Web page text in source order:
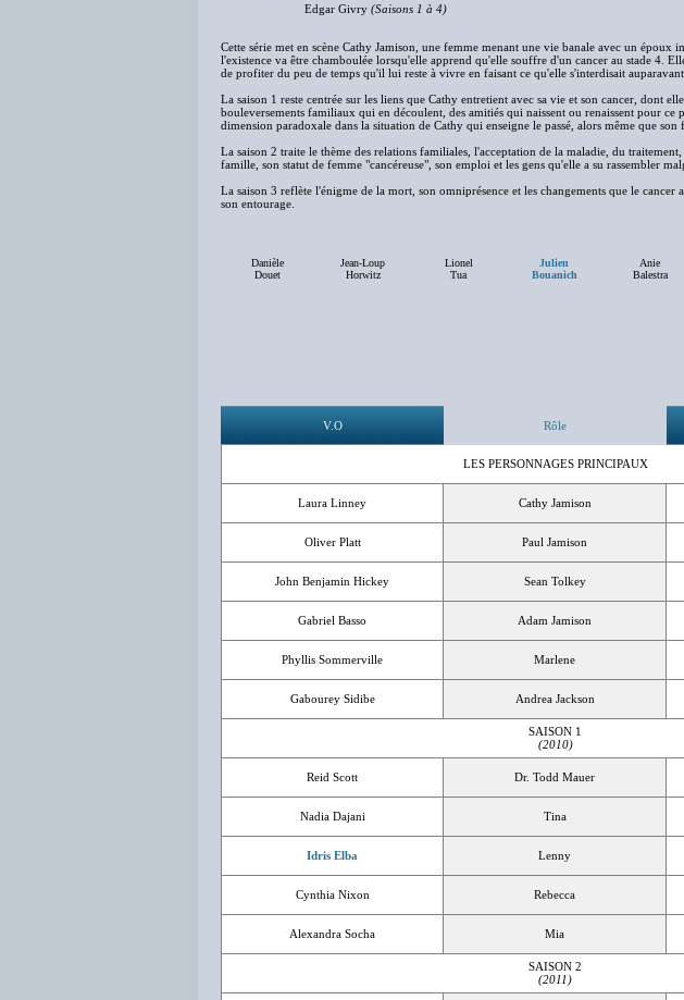
Edgar Givry (Saisons 1 à 4)
Cette série met en scène Cathy Jamison, une femme menant une vie banale avec un époux
l'existence va être chamboulée lorsqu'elle apprend qu'elle souffre d'un cancer au stade 4.
de profiter du peu de temps qu'il lui reste à vivre en faisant ce qu'elle s'interdisait auparavant.
La saison 1 reste centrée sur les liens que Cathy entretient avec sa vie et son cancer, dont
bouleversements familiaux qui en découlent, des amitiés qui naissent ou renaissent pour
dimension paradoxale dans la situation de Cathy qui enseigne le passé, alors même que son
La saison 2 traite le thème des relations familiales, l'acceptation de la maladie, du
famille, son statut de femme "cancéreuse", son emploi et les gens qu'elle a su rassembler
La saison 3 reflète l'énigme de la mort, son omniprésence et les changements que le
son entourage.
Danièle
Douet
Jean-Loup
Horwitz
Lionel
Tua
Julien
Bouanich
Anie
Balestra
V.O Rôle
LES PERSONNAGES PRINCIPAUX
Laura Linney Cathy Jamison
Oliver Platt Paul Jamison
John Benjamin Hickey Sean Tolkey
Gabriel Basso Adam Jamison
Phyllis Sommerville Marlene
Gabourey Sidibe Andrea Jackson
SAISON 1
(2010)
Reid Scott Dr. Todd Mauer
Nadia Dajani Tina
Idris Elba Lenny
Cynthia Nixon Rebecca
Alexandra Socha Mia
SAISON 2
(2011)